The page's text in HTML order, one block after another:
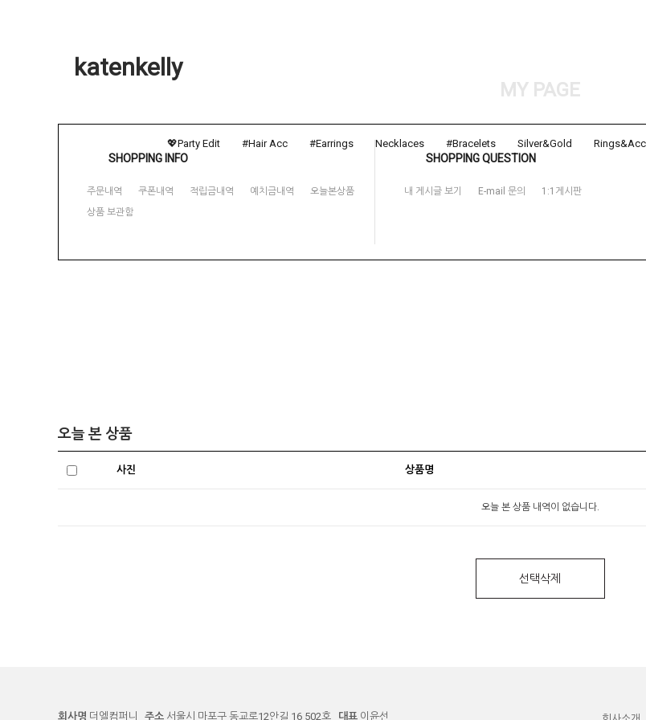
katenkelly
💖Party Edit #Hair Acc #Earrings Necklaces #Bracelets Silver&Gold Rings&Acc
MY PAGE
SHOPPING INFO
주문내역 쿠폰내역 적립금내역 예치금내역
오늘본상품
상품 보관함
SHOPPING QUESTION
내 게시글 보기 E-mail 문의 1:1게시판
오늘 본 상품
사진 상품명
오늘 본 상품 내역이 없습니다.
선택삭제
회사명 더엘컴퍼니 주소 서울시 마포구 동교로12안길 16 502호 대표 이윤선